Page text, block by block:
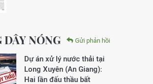
DÂY NÓNG Gửi phản hồi
Dự án xử lý nước thải tại
Long Xuyên (An Giang):
Hai lần đấu thầu bất